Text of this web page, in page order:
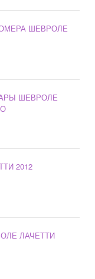
ШЕВРОЛЕ
ШЕВРОЛЕ
2012
ЛАЧЕТТИ